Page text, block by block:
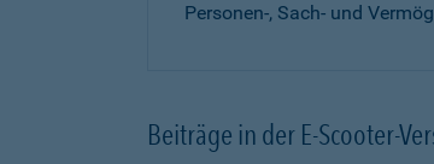
Personen-, Sach- und
Beiträge in der E-Scooter-